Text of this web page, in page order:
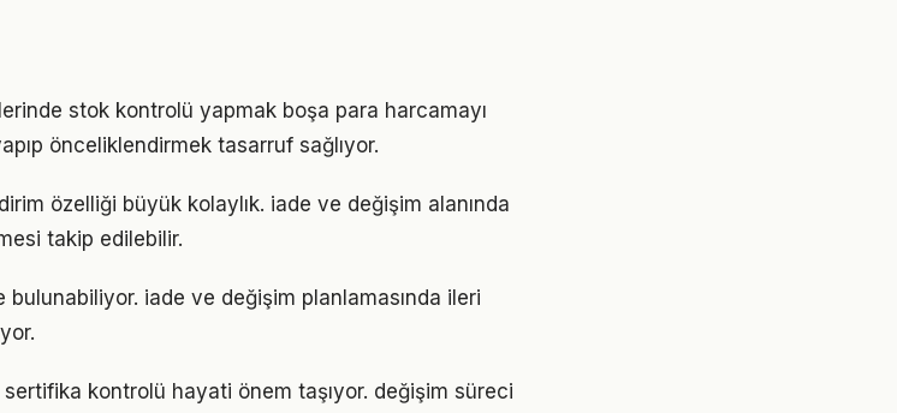
stok kontrolü yapmak boşa para harcamayı
önceliklendirmek tasarruf sağlıyor.
özelliği büyük kolaylık. iade ve değişim alanında
takip edilebilir.
bulunabiliyor. iade ve değişim planlamasında ileri
kontrolü hayati önem taşıyor. değişim süreci